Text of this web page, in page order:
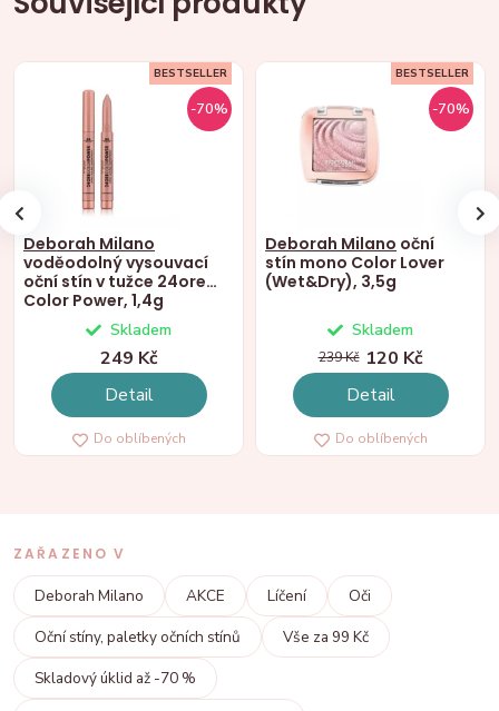
BESTSELLER
-70%
Deborah Milano
voděodolný vysouvací
oční stín v tužce 24ore
Color Power, 1,4g
Skladem
249 Kč
Detail
Do oblíbených
BESTSELLER
-70%
Deborah Milano oční
stín mono Color Lover
(Wet&Dry), 3,5g
Skladem
239 Kč 120 Kč
Detail
Do oblíbených
ZAŘAZENO V
Deborah Milano AKCE Líčení
Oči
Oční stíny, paletky očních stínů
Vše za 99 Kč
Skladový úklid až -70 %